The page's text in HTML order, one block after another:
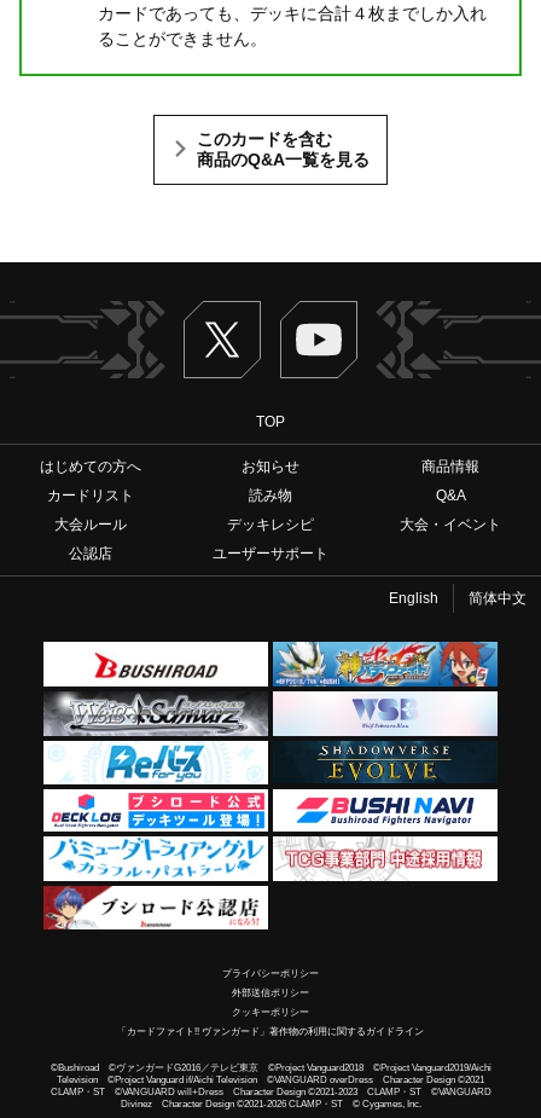
カードであっても、デッキに合計４枚までしか入れ
ることができません。
このカードを含む
商品のQ&A一覧を見る
Twitter ヴァンガードch
TOP
はじめての方へ お知らせ
商品情報
カードリスト
読み物
Q&A
大会ルール
デッキレシピ
大会・イベント
公認店
ユーザーサポート
English 简体中文
プライバシーポリシー
外部送信ポリシー
クッキーポリシー
「カードファイト!! ヴァンガード」著作物の利用に関するガイドライン
©Bushiroad ©ヴァンガードG2016／テレビ東京 ©Project Vanguard2018 ©Project Vanguard2019/Aichi
Television ©Project Vanguard if/Aichi Television ©VANGUARD overDress Character Design ©2021
CLAMP・ST ©VANGUARD will+Dress Character Design ©2021-2023 CLAMP・ST ©VANGUARD
Divinez Character Design ©2021-2026 CLAMP・ST © Cygames, Inc.